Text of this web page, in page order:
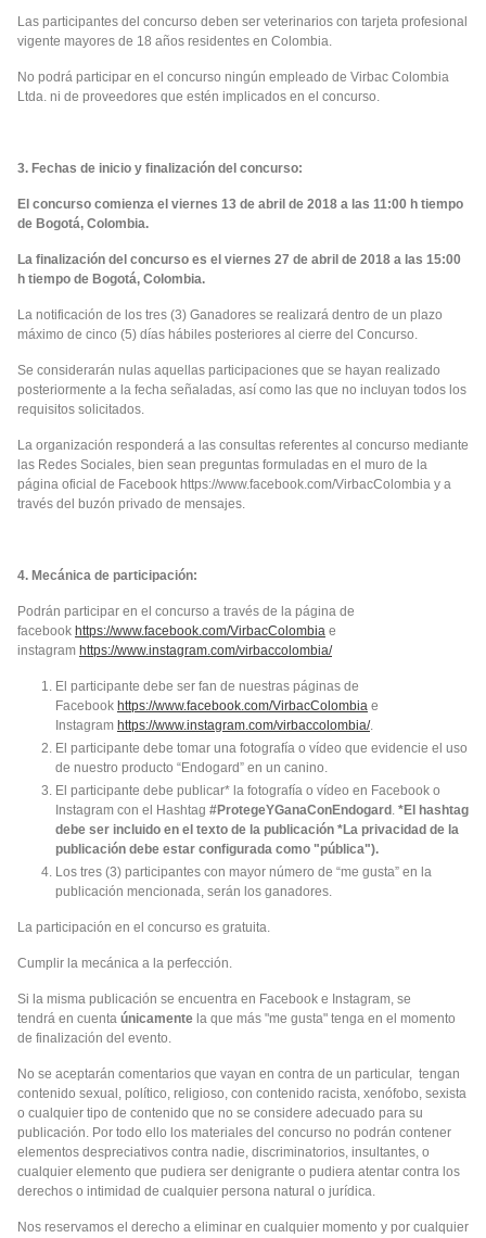
Las participantes del concurso deben ser veterinarios con tarjeta profesional
vigente mayores de 18 años residentes en Colombia.
No podrá participar en el concurso ningún empleado de Virbac Colombia
Ltda. ni de proveedores que estén implicados en el concurso.
3. Fechas de inicio y finalización del concurso:
El concurso comienza el viernes 13 de abril de 2018 a las 11:00 h tiempo
de Bogotá, Colombia.
La finalización del concurso es el viernes 27 de abril de 2018 a las 15:00
h tiempo de Bogotá, Colombia.
La notificación de los tres (3) Ganadores se realizará dentro de un plazo
máximo de cinco (5) días hábiles posteriores al cierre del Concurso.
Se considerarán nulas aquellas participaciones que se hayan realizado
posteriormente a la fecha señaladas, así como las que no incluyan todos los
requisitos solicitados.
La organización responderá a las consultas referentes al concurso mediante
las Redes Sociales, bien sean preguntas formuladas en el muro de la
página oficial de Facebook https://www.facebook.com/VirbacColombia y a
través del buzón privado de mensajes.
4. Mecánica de participación:
Podrán participar en el concurso a través de la página de
facebook https://www.facebook.com/VirbacColombia e
instagram https://www.instagram.com/virbaccolombia/
El participante debe ser fan de nuestras páginas de
Facebook https://www.facebook.com/VirbacColombia e
Instagram https://www.instagram.com/virbaccolombia/.
El participante debe tomar una fotografía o vídeo que evidencie el uso
de nuestro producto “Endogard” en un canino.
El participante debe publicar* la fotografía o vídeo en Facebook o
Instagram con el Hashtag #ProtegeYGanaConEndogard . *El hashtag
debe ser incluido en el texto de la publicación *La privacidad de la
publicación debe estar configurada como "pública").
Los tres (3) participantes con mayor número de “me gusta” en la
publicación mencionada, serán los ganadores.
La participación en el concurso es gratuita.
Cumplir la mecánica a la perfección.
Si la misma publicación se encuentra en Facebook e Instagram, se
tendrá en cuenta únicamente la que más "me gusta" tenga en el momento
de finalización del evento.
No se aceptarán comentarios que vayan en contra de un particular, tengan
contenido sexual, político, religioso, con contenido racista, xenófobo, sexista
o cualquier tipo de contenido que no se considere adecuado para su
publicación. Por todo ello los materiales del concurso no podrán contener
elementos despreciativos contra nadie, discriminatorios, insultantes, o
cualquier elemento que pudiera ser denigrante o pudiera atentar contra los
derechos o intimidad de cualquier persona natural o jurídica.
Nos reservamos el derecho a eliminar en cualquier momento y por cualquier